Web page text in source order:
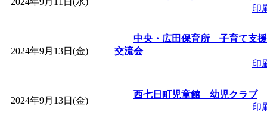
間：2026/08/10～
「 みなづる号乗車体
de 健康づくり」」 受
印
2024年9月13日(金)
中央・広田保育所 子育て支援
交流会
印
2024年9月13日(金)
西七日町児童館 幼児クラブ
印